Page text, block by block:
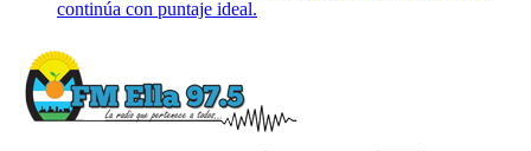
continúa con puntaje ideal.